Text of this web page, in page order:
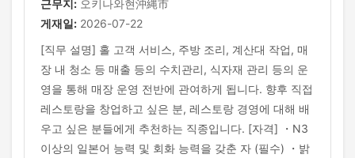
근무지: 오키나와현沖縄市
게재일: 2026-07-22
[직무 설명] 홀 고객 서비스, 주방 조리, 계산대 작업, 매
장 내 청소 등 매출 등의 수치관리, 식자재 관리 등의 운
영을 통해 매장 운영 전반에 관여하게 됩니다. 향후 직접
레스토랑을 창업하고 싶은 분, 레스토랑 경영에 대해 배
우고 싶은 분들에게 추천하는 직종입니다. [자격] ・N3
이상의 일본어 능력 및 회화 능력을 갖춘 자 (필수) ・밝